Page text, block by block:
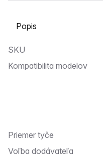
Vyberte kartu
SKU
Kompatibilita modelov
Priemer tyče
Voľba dodávateľa